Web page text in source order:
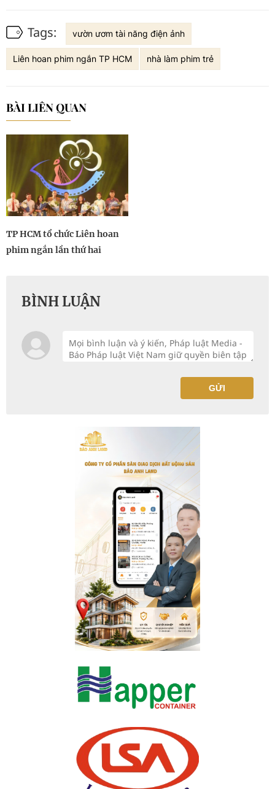
Tags: vườn ươm tài năng điện ảnh
Liên hoan phim ngắn TP HCM nhà làm phim trẻ
BÀI LIÊN QUAN
TP HCM tổ chức Liên hoan
phim ngắn lần thứ hai
BÌNH LUẬN
GỬI